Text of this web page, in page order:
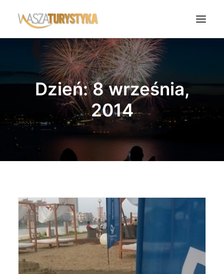
Księga wspomnień
Biura podróży
Transport
Noclegi
Polska
Świat
Wasze Podróże
Wyszukiwanie
Dzień: 8 września,
2014